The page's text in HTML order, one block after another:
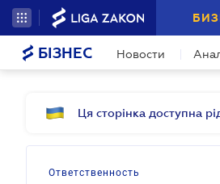
БІЗНЕС Новости
Ця сторінка доступна
Ответственность